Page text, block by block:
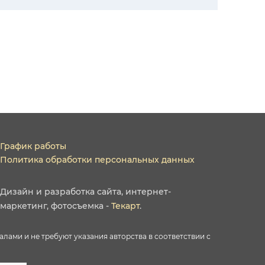
График работы
Политика обработки персональных данных
Дизайн и разработка сайта, интернет-
маркетинг, фотосъемка - Текарт.
и не требуют указания авторства в соответствии с